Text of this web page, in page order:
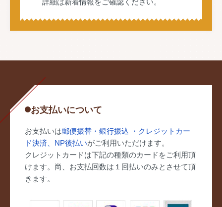
詳細は新着情報をご確認ください。
お支払いについて
お支払いは郵便振替・銀行振込 ・クレジットカー
ド決済、NP後払いがご利用いただけます。
クレジットカードは下記の種類のカードをご利用頂
けます。尚、お支払回数は１回払いのみとさせて頂
きます。